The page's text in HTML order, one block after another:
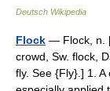
Deutsch Wikipedia
Flock — Flock, n.
crowd, Sw. flock,
fly. See {Fly}.] 1.